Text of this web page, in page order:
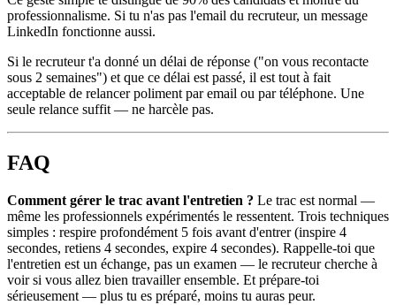
professionnalisme. Si tu n'as pas l'email du recruteur, un message
LinkedIn fonctionne aussi.
Si le recruteur t'a donné un délai de réponse ("on vous recontacte
sous 2 semaines") et que ce délai est passé, il est tout à fait
acceptable de relancer poliment par email ou par téléphone. Une
seule relance suffit — ne harcèle pas.
FAQ
Comment gérer le trac avant l'entretien ? Le trac est normal —
même les professionnels expérimentés le ressentent. Trois techniques
simples : respire profondément 5 fois avant d'entrer (inspire 4
secondes, retiens 4 secondes, expire 4 secondes). Rappelle-toi que
l'entretien est un échange, pas un examen — le recruteur cherche à
voir si vous allez bien travailler ensemble. Et prépare-toi
sérieusement — plus tu es préparé, moins tu auras peur.